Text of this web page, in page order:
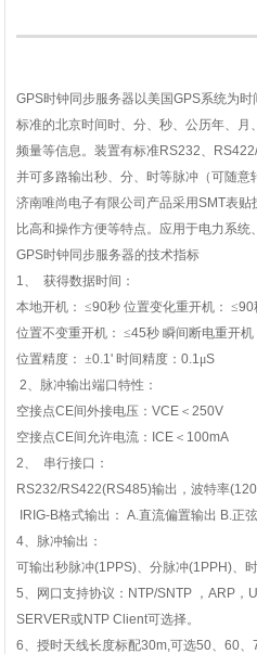
GPS时钟同步服务器以美国GPS系统为时
标准的北京时间时、分、秒、公历年、
频量等信息。装置有标准RS232、
并可多路输出秒、分、时等脉冲（可随
济南唯尚电子有限公司产品采用SMT表贴
比高和操作方便等特点。应用于电力系
GPS时钟同步服务器的技术指标
1、
获得数据时间：
本地开机： ≤90秒 位置变化重开机： ≤90
位置不变重开机： ≤45秒 瞬间断电重开机
位置精度： ±0.1' 时间精度： 0.1μS
2、脉冲输出端口特性：
空接点CE间外接电压： VCE ＜ 250V
空接点CE间允许电流： ICE ＜ 100mA
2、
串行接口：
RS232/RS422(RS485)输出，波特率
IRIG-B格式输出： A.直流偏置输出 B.正
4、脉冲输出：
可输出秒脉冲(1PPS)、分脉冲(1PPH)、
5、网口支持协议： NTP/SNTP ， ARP ，
SERVER或NTP Client可选择。
6、授时天线长度标配30m,可选50、 60、